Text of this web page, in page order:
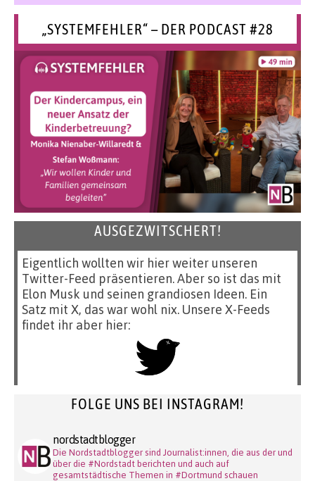
„SYSTEMFEHLER“ – DER PODCAST #28
AUSGEZWITSCHERT!
Eigentlich wollten wir hier weiter unseren
Twitter-Feed präsentieren. Aber so ist das mit
Elon Musk und seinen grandiosen Ideen. Ein
Satz mit X, das war wohl nix. Unsere X-Feeds
findet ihr aber hier:
FOLGE UNS BEI INSTAGRAM!
nordstadtblogger
Die Nordstadtblogger sind Journalist:innen, die aus der und
über die #Nordstadt berichten und auch auf
gesamtstädtische Themen in #Dortmund schauen